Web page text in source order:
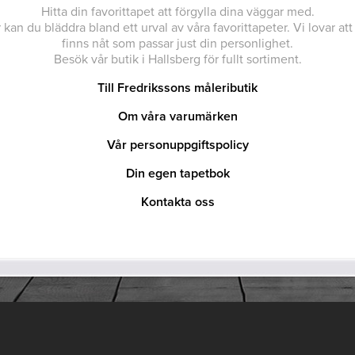
Hitta din favorittapet att förgylla dina väggar med.
kan du bläddra bland ett urval av våra favorittapeter. Vi lovar
finns nåt som passar just din personlighet.
Besök vår butik i Hallsberg för fullt sortiment.
Till Fredrikssons måleributik
Om våra varumärken
Vår personuppgiftspolicy
Din egen tapetbok
Kontakta oss